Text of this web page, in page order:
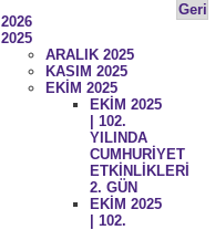
Geri
2026
2025
ARALIK 2025
KASIM 2025
EKİM 2025
EKİM 2025
| 102.
YILINDA
CUMHURİYET
ETKİNLİKLERİ
2. GÜN
EKİM 2025
| 102.